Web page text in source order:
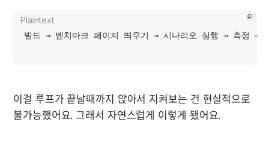
Plaintext
빌드 → 벤치마크 페이지 띄우기 → 시나리오 실행 → 측정
이걸 루프가 끝날때까지 앉아서 지켜보는 건 현실적으로
불가능했어요. 그래서 자연스럽게 이렇게 됐어요.